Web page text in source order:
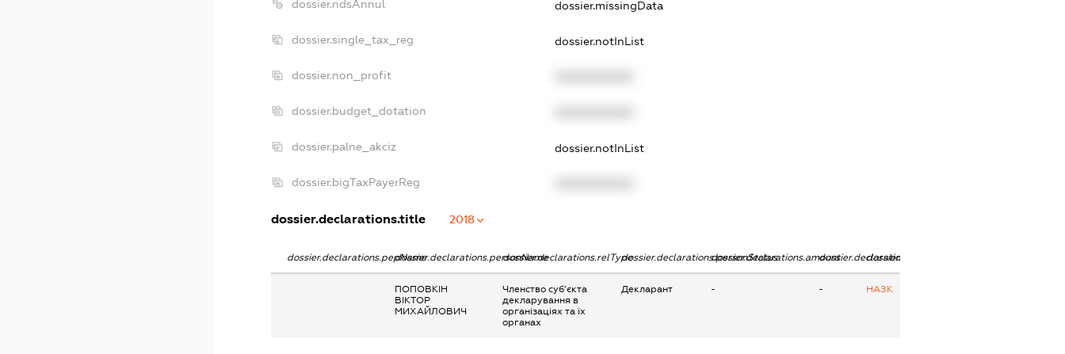
dossier.ndsAnnul dossier.missingData
dossier.single_tax_reg dossier.notInList
dossier.non_profit
dossier.budget_dotation
dossier.palne_akciz dossier.notInList
dossier.bigTaxPayerReg
dossier.declarations.title 2018
dossier.declarations.pepNamedossier.declarations.personNamedossier.declarations.relTypedossier.declarations.personStatus
dossier.declarations.amountdossier.declarations.currency
dossier.declarations.source
ПОПОВКІН
ВІКТОР
МИХАЙЛОВИЧ
Членство суб’єкта
декларування в
організаціях та їх
органах
Декларант - - НАЗК